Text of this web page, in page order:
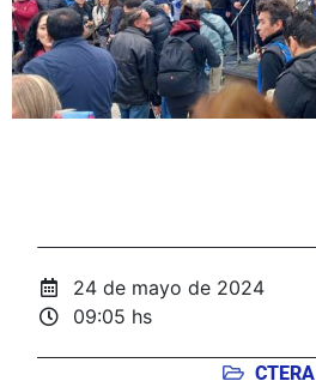
24 de mayo de 2024
09:05 hs
CTERA